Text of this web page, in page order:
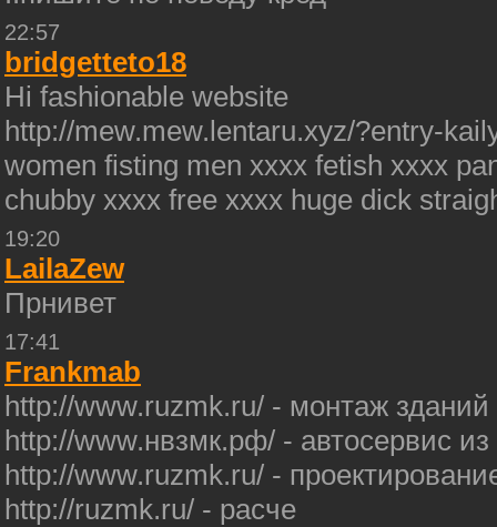
22:57
bridgetteto18
Hi fashionable website
http://mew.mew.lentaru.xyz/?entry-
women fisting men xxxx fetish xxxx
chubby xxxx free xxxx huge dick
19:20
LailaZew
Прнивет
17:41
Frankmab
http://www.ruzmk.ru/ - монтаж зданий
http://www.нвзмк.рф/ - автосервис
http://www.ruzmk.ru/ -
http://ruzmk.ru/ - расче